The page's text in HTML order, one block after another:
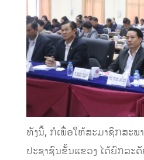
ທັງນີ້, ກໍເພື່ອໃຫ້ສະມາຊິກສະພ
ປະຊາຊົນຂັ້ນແຂວງ ໄດ້ຍົກລະ